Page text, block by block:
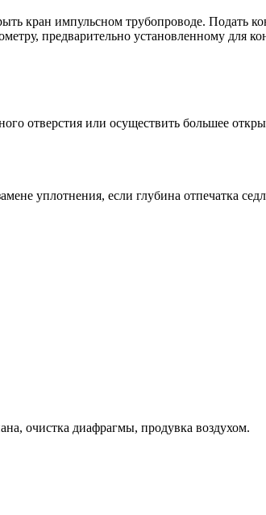
кран импульсном трубопроводе. Подать
предварительно установленному для
отверстия или осуществить большее
уплотнения, если глубина отпечатка
очистка диафрагмы, продувка воздухом.